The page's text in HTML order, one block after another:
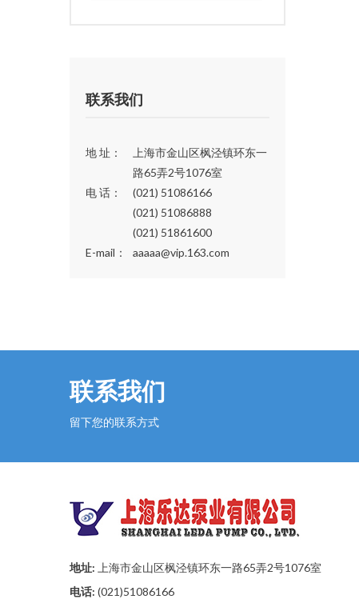
XZ单级旋片真空泵
X-100B旋片真空泵
SK悬臂水环式真空泵
SZB水环真空泵
SZ水环式真空泵
SK水环真空泵
水泵启动柜（变频调压速启动）
联系我们
地 址：
上海市金山区枫泾镇环东一
路65弄2号1076室
电 话：
(021) 51086166
(021) 51086888
(021) 51861600
E-mail：
aaaaa@vip.163.com
联系我们
留下您的联系方式
地址: 上海市金山区枫泾镇环东一路65弄2号1076室
电话: (021)51086166